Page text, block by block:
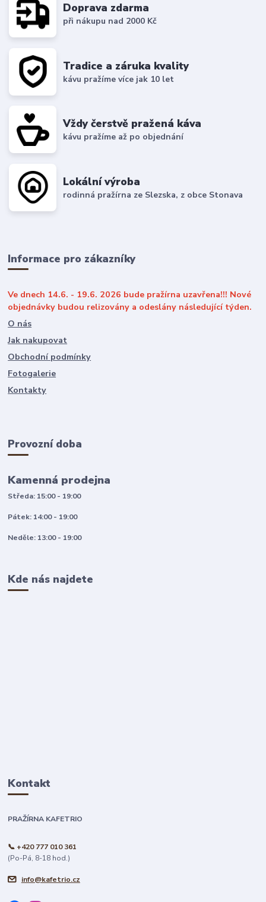
Doprava zdarma
při nákupu nad 2000 Kč
Tradice a záruka kvality
kávu pražíme více jak 10 let
Vždy čerstvě pražená káva
kávu pražíme až po objednání
Lokální výroba
rodinná pražírna ze Slezska, z obce Stonava
Informace pro zákazníky
Ve dnech 14.6. - 19.6. 2026 bude pražírna uzavřena!!! Nové
objednávky budou relizovány a odeslány následující týden.
O nás
Jak nakupovat
Obchodní podmínky
Fotogalerie
Kontakty
Provozní doba
Kamenná prodejna
Středa: 15:00 - 19:00
Pátek: 14:00 - 19:00
Neděle: 13:00 - 19:00
Kde nás najdete
Kontakt
PRAŽÍRNA KAFETRIO
📞 +420 777 010 361
(Po-Pá, 8-18 hod.)
info@kafetrio.cz